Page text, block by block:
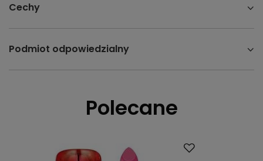
Cechy
Podmiot odpowiedzialny
Polecane